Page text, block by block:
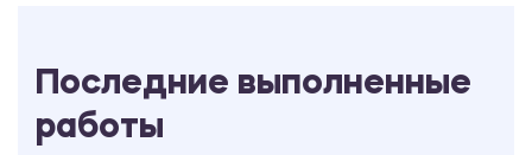
Последние выполненные
работы